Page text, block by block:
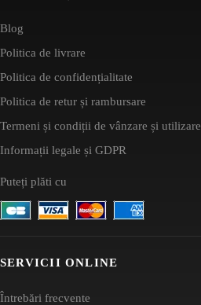
Blog
Politica de livrare
Politica de confidențialitate
Politica de retur și rambursare
Termeni și condiții de vânzare și utilizare
Informații legale și GDPR
Puteți plăti cu
SERVICII ONLINE
Întrebări frecvente